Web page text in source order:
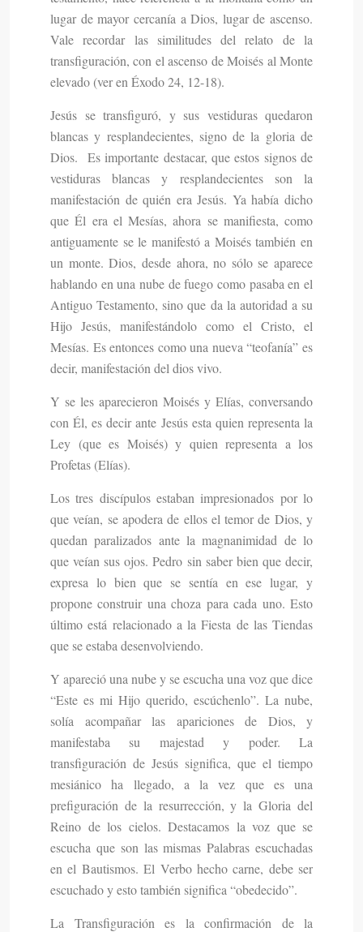
lugar de mayor cercanía a Dios, lugar de ascenso.
Vale recordar las similitudes del relato de la
transfiguración, con el ascenso de Moisés al Monte
elevado (ver en Éxodo 24, 12-18).
Jesús se transfiguró, y sus vestiduras quedaron
blancas y resplandecientes, signo de la gloria de
Dios. Es importante destacar, que estos signos de
vestiduras blancas y resplandecientes son la
manifestación de quién era Jesús. Ya había dicho
que Él era el Mesías, ahora se manifiesta, como
antiguamente se le manifestó a Moisés también en
un monte. Dios, desde ahora, no sólo se aparece
hablando en una nube de fuego como pasaba en el
Antiguo Testamento, sino que da la autoridad a su
Hijo Jesús, manifestándolo como el Cristo, el
Mesías. Es entonces como una nueva “teofanía” es
decir, manifestación del dios vivo.
Y se les aparecieron Moisés y Elías, conversando
con Él, es decir ante Jesús esta quien representa la
Ley (que es Moisés) y quien representa a los
Profetas (Elías).
Los tres discípulos estaban impresionados por lo
que veían, se apodera de ellos el temor de Dios, y
quedan paralizados ante la magnanimidad de lo
que veían sus ojos. Pedro sin saber bien que decir,
expresa lo bien que se sentía en ese lugar, y
propone construir una choza para cada uno. Esto
último está relacionado a la Fiesta de las Tiendas
que se estaba desenvolviendo.
Y apareció una nube y se escucha una voz que dice
“Este es mi Hijo querido, escúchenlo”. La nube,
solía acompañar las apariciones de Dios, y
manifestaba su majestad y poder. La
transfiguración de Jesús significa, que el tiempo
mesiánico ha llegado, a la vez que es una
prefiguración de la resurrección, y la Gloria del
Reino de los cielos. Destacamos la voz que se
escucha que son las mismas Palabras escuchadas
en el Bautismos. El Verbo hecho carne, debe ser
escuchado y esto también significa “obedecido”.
La Transfiguración es la confirmación de la